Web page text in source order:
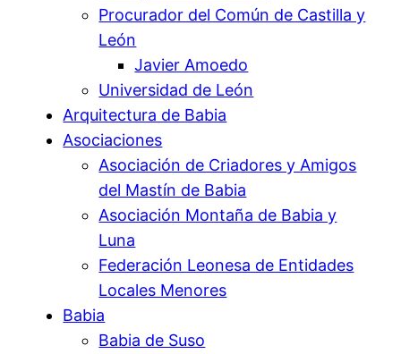
Procurador del Común de Castilla y
León
Javier Amoedo
Universidad de León
Arquitectura de Babia
Asociaciones
Asociación de Criadores y Amigos
del Mastín de Babia
Asociación Montaña de Babia y
Luna
Federación Leonesa de Entidades
Locales Menores
Babia
Babia de Suso